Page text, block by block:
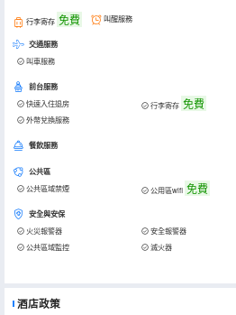
行李寄存 免費 叫醒服務
交通服務
叫車服務
前台服務
快速入住退房 行李寄存 免費
外幣兌換服務
餐飲服務
公共區
公共區域禁煙 公用區wifi 免費
安全與安保
火災報警器 安全報警器
公共區域監控
滅火器
酒店政策